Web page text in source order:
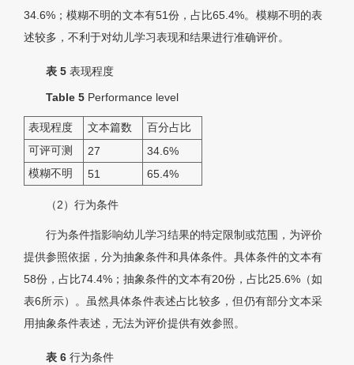
34.6%；模糊不明的文本有51份，占比65.4%。模糊不明的表
述较多，不利于对幼儿学习表现和结果进行准确评价。
表 5 表现程度
Table 5 Performance level
表现程度 文本篇数
百分占比
可评可测
27
34.6%
模糊不明
51 65.4%
（2）行为条件
行为条件指影响幼儿学习结果的特定限制或范围，为评价
提供参照依据，分为抽象条件和具体条件。具体条件的文本有
58份，占比74.4%；抽象条件的文本有20份，占比25.6%（如
表6所示）。虽然具体条件表述占比较多，但仍有部分文本采
用抽象条件表述，无法为评价提供有效参照。
表 6 行为条件